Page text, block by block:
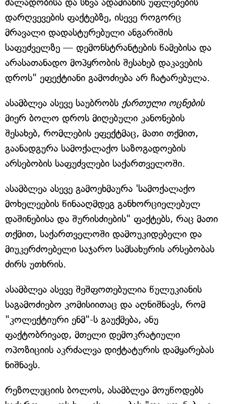
დარღვევების ფაქტებზე, ისევე როგორც
მრავალი დადასტურებული ანგარიშის
საფუძველზე — დემონსტრანტების წამებისა და
არასათანადო მოპყრობის შესახებ დაკავების
დროს" ეფექტიანი გამოძიება არ ჩატარებულა.
ასამბლეა ასევე საუბრობს ქართული ოცნების
მიერ ბოლო დროს მიღებული კანონების
შესახებ, რომლების ეფექტმაც, მათი თქმით,
გაანადგურა სამოქალაქო საზოგადოების
არსებობის საფუძვლები საქართველოში.
ასამბლეა ასევე გამოეხმაურა 'სამოქალაქო
მოხელეების წინააღმდეგ განხორციელებულ
დაშინებისა და შურისძიების" ფაქტებს, რაც მათი
თქმით, საქართველოში დამოუკიდებელი და
მიუკერძოებელი საჯარო სამსახურის არსებობას
ძირს უთხრის.
ასამბლეა ასევე შეშფოთებულია წულუკიანის
საგამოძიებო კომისიითაც და აღნიშნავს, რომ
"კოლექტიური ენმ"-ს გაუქმება, ანუ
ფაქტობრივად, მთელი დემოკრატიული
ოპოზიციის აკრძალვა დიქტატურის დამყარებას
ნიშნავს.
რეზოლუციის ბოლოს, ასამბლეა მოუწოდებს